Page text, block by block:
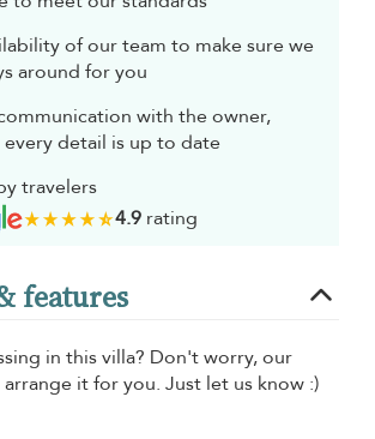
of our team to make sure we
around for you
with the owner,
detail is up to date
travelers
4.9rating
features
in this villa? Don't worry, our
it for you. Just let us know :)